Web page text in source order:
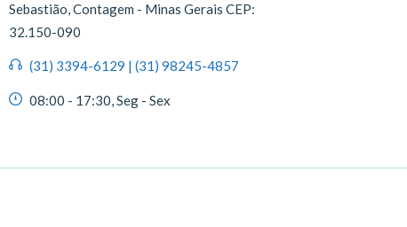
Sebastião, Contagem - Minas Gerais CEP:
32.150-090
(31) 3394-6129 | (31) 98245-4857
08:00 - 17:30, Seg - Sex